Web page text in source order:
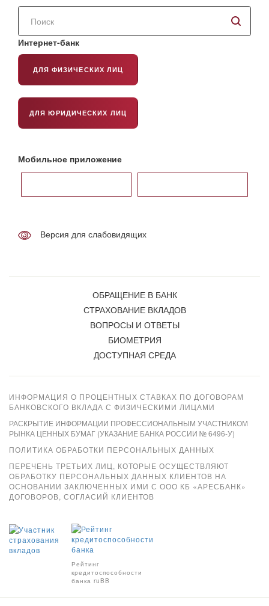
Поиск
сайту
Интернет-банк
ДЛЯ ФИЗИЧЕСКИХ ЛИЦ
ДЛЯ ЮРИДИЧЕСКИХ ЛИЦ
Мобильное приложение
Версия для слабовидящих
ОБРАЩЕНИЕ В БАНК
СТРАХОВАНИЕ ВКЛАДОВ
ВОПРОСЫ И ОТВЕТЫ
БИОМЕТРИЯ
ДОСТУПНАЯ СРЕДА
ИНФОРМАЦИЯ О ПРОЦЕНТНЫХ СТАВКАХ ПО ДОГОВОРАМ
БАНКОВСКОГО ВКЛАДА С ФИЗИЧЕСКИМИ ЛИЦАМИ
РАСКРЫТИЕ ИНФОРМАЦИИ ПРОФЕССИОНАЛЬНЫМ УЧАСТНИКОМ
РЫНКА ЦЕННЫХ БУМАГ (УКАЗАНИЕ БАНКА РОССИИ № 6496-У)
ПОЛИТИКА ОБРАБОТКИ ПЕРСОНАЛЬНЫХ ДАННЫХ
ПЕРЕЧЕНЬ ТРЕТЬИХ ЛИЦ, КОТОРЫЕ ОСУЩЕСТВЛЯЮТ
ОБРАБОТКУ ПЕРСОНАЛЬНЫХ ДАННЫХ КЛИЕНТОВ НА
ОСНОВАНИИ ЗАКЛЮЧЕННЫХ ИМИ С ООО КБ «АРЕСБАНК»
ДОГОВОРОВ, СОГЛАСИЙ КЛИЕНТОВ
Рейтинг
кредитоспособности
банка ruBB